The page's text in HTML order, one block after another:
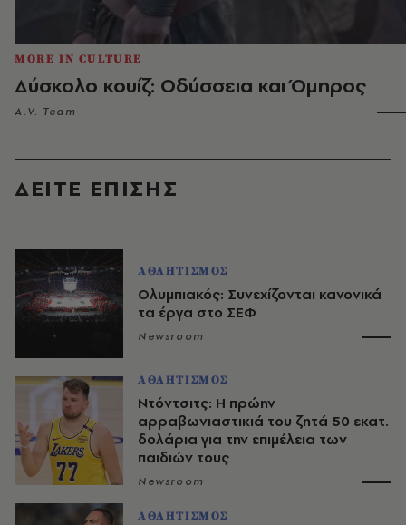
MORE IN CULTURE
Δύσκολο κουίζ: Οδύσσεια και Όμηρος
A.V. Team
ΔΕΙΤΕ ΕΠΙΣΗΣ
ΑΘΛΗΤΙΣΜΟΣ
Ολυμπιακός: Συνεχίζονται κανονικά
τα έργα στο ΣΕΦ
Newsroom
ΑΘΛΗΤΙΣΜΟΣ
Ντόντσιτς: Η πρώην
αρραβωνιαστικιά του ζητά 50 εκατ.
δολάρια για την επιμέλεια των
παιδιών τους
Newsroom
ΑΘΛΗΤΙΣΜΟΣ